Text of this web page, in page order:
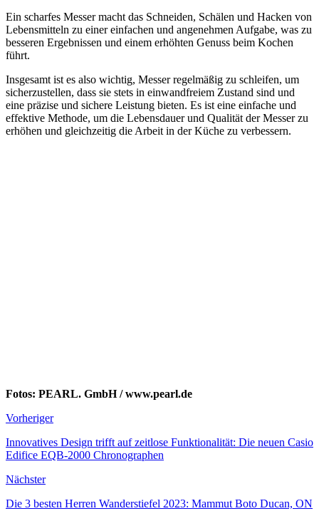
Ein scharfes Messer macht das Schneiden, Schälen und Hacken von
Lebensmitteln zu einer einfachen und angenehmen Aufgabe, was zu
besseren Ergebnissen und einem erhöhten Genuss beim Kochen
führt.
Insgesamt ist es also wichtig, Messer regelmäßig zu schleifen, um
sicherzustellen, dass sie stets in einwandfreiem Zustand sind und
eine präzise und sichere Leistung bieten. Es ist eine einfache und
effektive Methode, um die Lebensdauer und Qualität der Messer zu
erhöhen und gleichzeitig die Arbeit in der Küche zu verbessern.
Fotos: PEARL. GmbH / www.pearl.de
Vorheriger
Innovatives Design trifft auf zeitlose Funktionalität: Die neuen Casio
Edifice EQB-2000 Chronographen
Nächster
Die 3 besten Herren Wanderstiefel 2023: Mammut Boto Ducan, ON